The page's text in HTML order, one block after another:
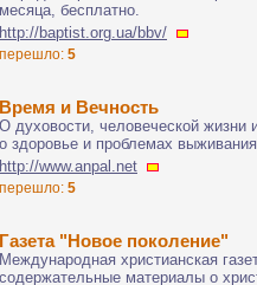
месяца, бесплатно.
http://baptist.org.ua/bbv/
перешло: 5
Время и Вечность
О духовости, человеческой жизни
о здоровье и проблемаx выживания
http://www.anpal.net
перешло: 5
Газета "Новое поколение"
Международная христианская
содержательные материалы о